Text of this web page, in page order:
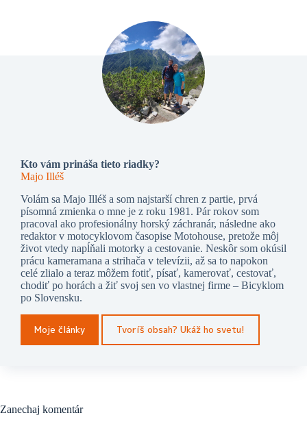
Kto vám prináša tieto riadky?
Majo Illéš
Volám sa Majo Illéš a som najstarší chren z partie, prvá
písomná zmienka o mne je z roku 1981. Pár rokov som
pracoval ako profesionálny horský záchranár, následne ako
redaktor v motocyklovom časopise Motohouse, pretože môj
život vtedy napĺňali motorky a cestovanie. Neskôr som okúsil
prácu kameramana a strihača v televízii, až sa to napokon
celé zlialo a teraz môžem fotiť, písať, kamerovať, cestovať,
chodiť po horách a žiť svoj sen vo vlastnej firme – Bicyklom
po Slovensku.
Moje články Tvoríš obsah? Ukáž ho svetu!
Zanechaj komentár